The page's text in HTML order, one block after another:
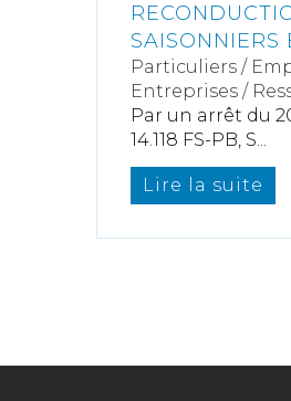
SAISONNIERS
Particuliers /
Entreprises /
Par un arrêt du
14.118 FS-PB, S...
Lire la suite